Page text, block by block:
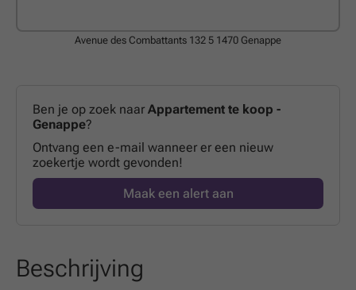
Avenue des Combattants 132 5 1470 Genappe
Ben je op zoek naar Appartement te koop -
Genappe?
Ontvang een e-mail wanneer er een nieuw
zoekertje wordt gevonden!
Maak een alert aan
Beschrijving